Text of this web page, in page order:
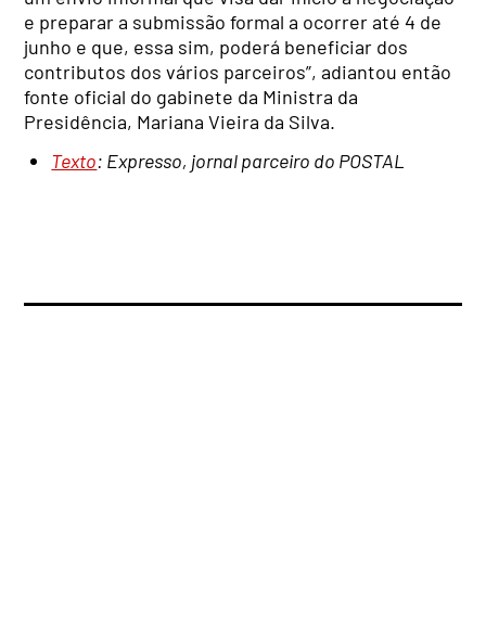
e preparar a submissão formal a ocorrer até 4 de
junho e que, essa sim, poderá beneficiar dos
contributos dos vários parceiros”, adiantou então
fonte oficial do gabinete da Ministra da
Presidência, Mariana Vieira da Silva.
Texto: Expresso, jornal parceiro do POSTAL